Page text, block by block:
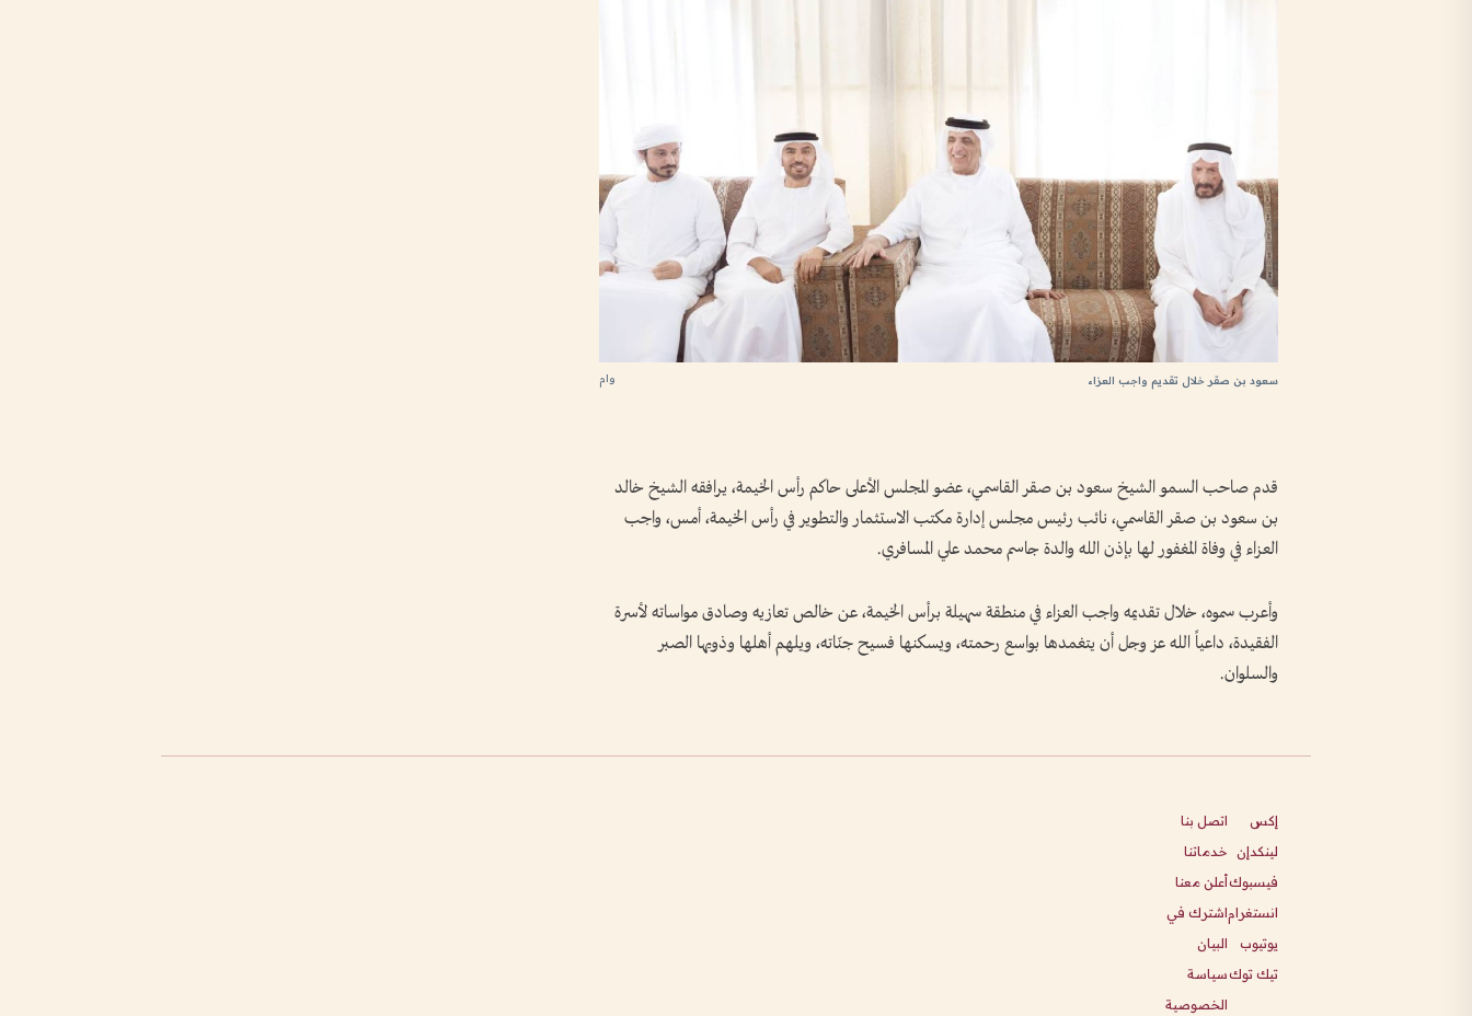
وام سعود بن صقر خلال تقديم واجب العزاء
قدم صاحب السمو الشيخ سعود بن صقر القاسمي، عضو المجلس الأعلى حاكم رأس الخيمة، يرافقه الشيخ خالد
بن سعود بن صقر القاسمي، نائب رئيس مجلس إدارة مكتب الاستثمار والتطوير في رأس الخيمة، أمس، واجب
العزاء في وفاة المغفور لها بإذن الله والدة جاسم محمد علي المسافري.
وأعرب سموه، خلال تقديمه واجب العزاء في منطقة سهيلة برأس الخيمة، عن خالص تعازيه وصادق مواساته لأسرة
الفقيدة، داعياً الله عز وجل أن يتغمدها بواسع رحمته، ويسكنها فسيح جنّاته، ويلهم أهلها وذويها الصبر
والسلوان.
إكس
لينكدإن
فيسبوك
انستغرام
يوتيوب
تيك توك
اتصل بنا
خدماتنا
أعلن معنا
اشترك في
البيان
سياسة
الخصوصية